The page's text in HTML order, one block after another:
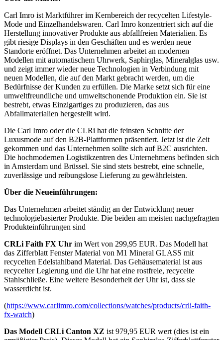
Carl Imro ist Marktführer im Kernbereich der recycelten Lifestyle-
Mode und Einzelhandelswaren. Carl Imro konzentriert sich auf die
Herstellung innovativer Produkte aus abfallfreien Materialien. Es
gibt riesige Displays in den Geschäften und es werden neue
Standorte eröffnet. Das Unternehmen arbeitet an modernen
Modellen mit automatischem Uhrwerk, Saphirglas, Mineralglas usw.
und zeigt immer wieder neue Technologien in Verbindung mit
neuen Modellen, die auf den Markt gebracht werden, um die
Bedürfnisse der Kunden zu erfüllen. Die Marke setzt sich für eine
umweltfreundliche und umweltschonende Produktion ein. Sie ist
bestrebt, etwas Einzigartiges zu produzieren, das aus
Abfallmaterialien hergestellt wird.
Die Carl Imro oder die CLRi hat die feinsten Schnitte der
Luxusmode auf den B2B-Plattformen präsentiert. Jetzt ist die Zeit
gekommen und das Unternehmen sollte sich auf B2C ausrichten.
Die hochmodernen Logistikzentren des Unternehmens befinden sich
in Amsterdam und Brüssel. Sie sind stets bestrebt, eine schnelle,
zuverlässige und reibungslose Lieferung zu gewährleisten.
Über die Neueinführungen:
Das Unternehmen arbeitet ständig an der Entwicklung neuer
technologiebasierter Produkte. Die beiden am meisten nachgefragten
Produkteinführungen sind
CRLi Faith FX Uhr im Wert von 299,95 EUR. Das Modell hat
das Zifferblatt Fenster Material von M1 Mineral GLASS mit
recycelten Edelstahlband Material. Das Gehäusematerial ist aus
recycelter Legierung und die Uhr hat eine rostfreie, recycelte
Stahlschließe. Eine weitere Besonderheit der Uhr ist, dass sie
wasserdicht ist.
(https://www.carlimro.com/collections/watches/products/crli-faith-
fx-watch)
Das Modell CRLi Canton XZ ist 979,95 EUR wert (dies ist ein